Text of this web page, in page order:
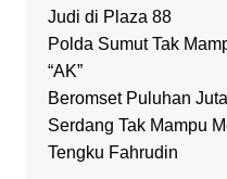
Judi di Plaza 88
Polda Sumut Tak
“AK”
Beromset Puluhan
Serdang Tak Mampu
Tengku Fahrudin